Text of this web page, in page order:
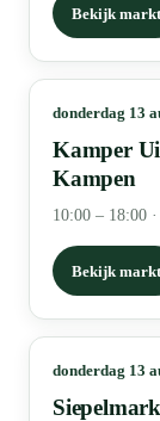
Bekijk markt
donderdag 13
Kamper
Kampen
10:00 – 18:00 ·
Bekijk markt
donderdag 13